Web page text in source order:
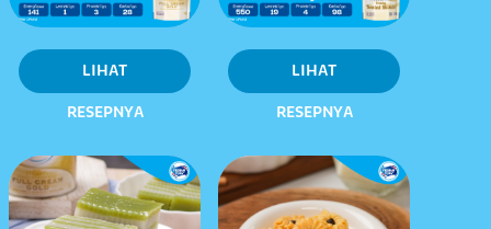
LIHAT
RESEPNYA
LIHAT
RESEPNYA